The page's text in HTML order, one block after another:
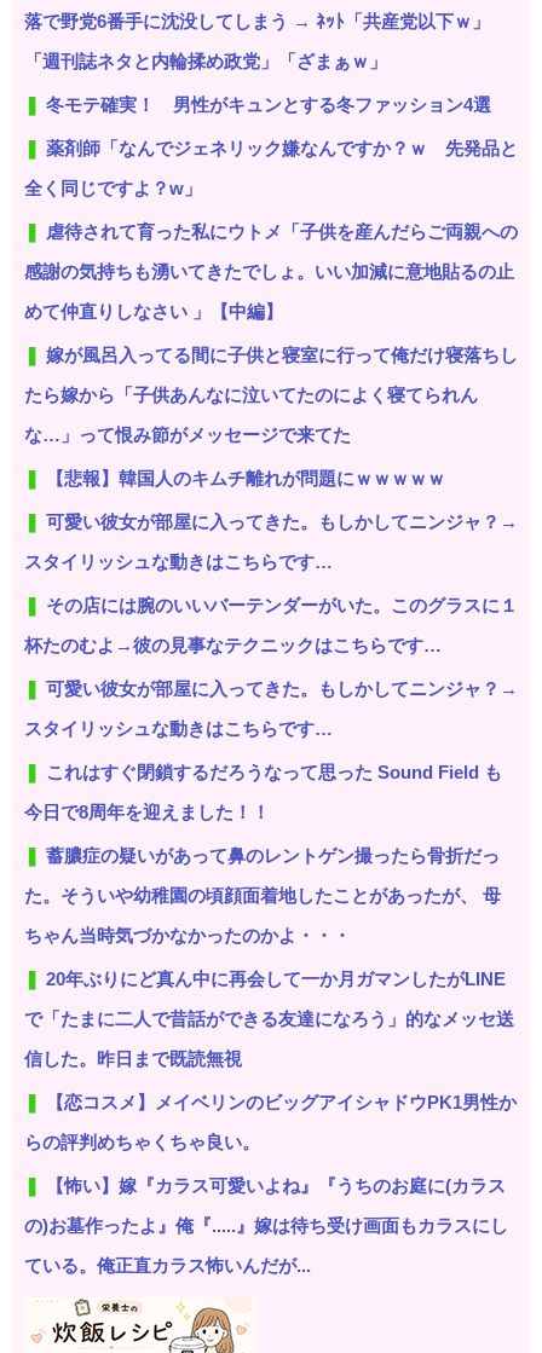
落で野党6番手に沈没してしまう → ﾈｯﾄ「共産党以下ｗ」
「週刊誌ネタと内輪揉め政党」「ざまぁｗ」
冬モテ確実！ 男性がキュンとする冬ファッション4選
薬剤師「なんでジェネリック嫌なんですか？ｗ 先発品と
全く同じですよ？w」
虐待されて育った私にウトメ「子供を産んだらご両親への
感謝の気持ちも湧いてきたでしょ。いい加減に意地貼るの止
めて仲直りしなさい 」【中編】
嫁が風呂入ってる間に子供と寝室に行って俺だけ寝落ちし
たら嫁から「子供あんなに泣いてたのによく寝てられん
な…」って恨み節がメッセージで来てた
【悲報】韓国人のキムチ離れが問題にｗｗｗｗｗ
可愛い彼女が部屋に入ってきた。もしかしてニンジャ？→
スタイリッシュな動きはこちらです…
その店には腕のいいバーテンダーがいた。このグラスに１
杯たのむよ→彼の見事なテクニックはこちらです…
可愛い彼女が部屋に入ってきた。もしかしてニンジャ？→
スタイリッシュな動きはこちらです…
これはすぐ閉鎖するだろうなって思った Sound Field も
今日で8周年を迎えました！！
蓄膿症の疑いがあって鼻のレントゲン撮ったら骨折だっ
た。そういや幼稚園の頃顔面着地したことがあったが、 母
ちゃん当時気づかなかったのかよ・・・
20年ぶりにど真ん中に再会して一か月ガマンしたがLINE
で「たまに二人で昔話ができる友達になろう」的なメッセ送
信した。昨日まで既読無視
【恋コスメ】メイベリンのビッグアイシャドウPK1男性か
らの評判めちゃくちゃ良い。
【怖い】嫁『カラス可愛いよね』『うちのお庭に(カラス
の)お墓作ったよ』俺『.....』嫁は待ち受け画面もカラスにし
ている。俺正直カラス怖いんだが...